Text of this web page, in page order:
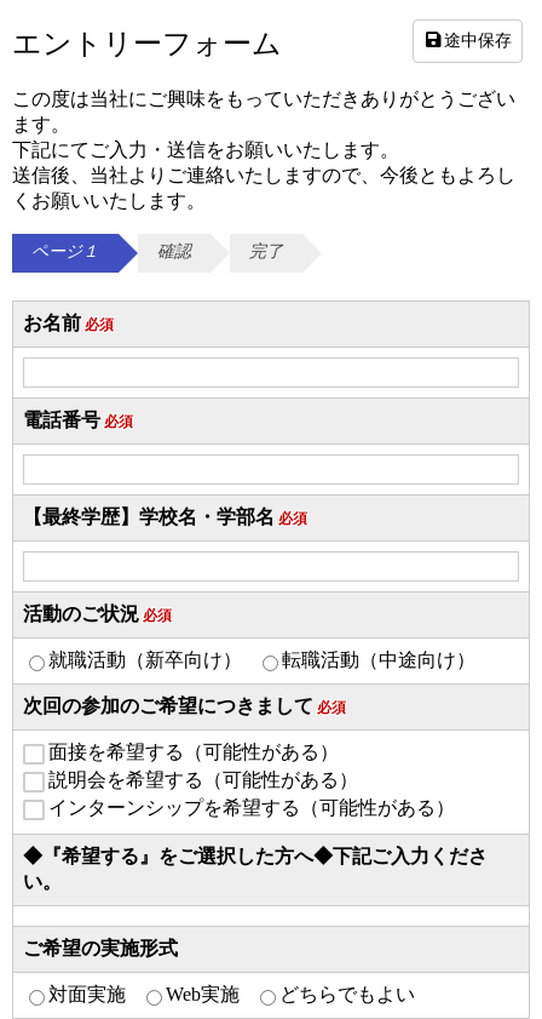
エントリーフォーム
この度は当社にご興味をもっていただきありがとうござい
ます。
下記にてご入力・送信をお願いいたします。
送信後、当社よりご連絡いたしますので、今後ともよろし
くお願いいたします。
ページ１ 確認 完了
お名前 必須
電話番号 必須
【最終学歴】学校名・学部名 必須
活動のご状況 必須
就職活動（新卒向け） 転職活動（中途向け）
次回の参加のご希望につきまして 必須
面接を希望する（可能性がある）
説明会を希望する（可能性がある）
インターンシップを希望する（可能性がある）
◆『希望する』をご選択した方へ◆下記ご入力くださ
い。
ご希望の実施形式
対面実施 Web実施 どちらでもよい
途中保存